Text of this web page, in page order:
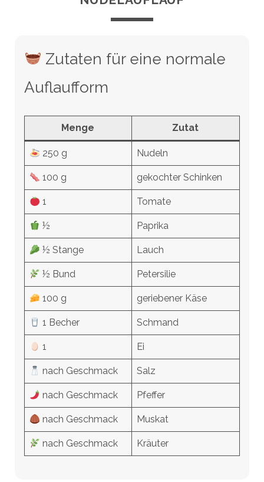
Zutaten für eine normale
Auflaufform
Menge Zutat
250 g Nudeln
100 g gekochter Schinken
1 Tomate
½ Paprika
½ Stange Lauch
½ Bund Petersilie
100 g geriebener Käse
1 Becher Schmand
1 Ei
nach Geschmack Salz
nach Geschmack Pfeffer
nach Geschmack Muskat
nach Geschmack Kräuter